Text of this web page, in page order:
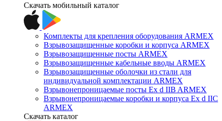
Скачать мобильный каталог
Комплекты для крепления оборудования ARMEX
Взрывозащищенные коробки и корпуса ARMEX
Взрывозащищенные посты ARMEX
Взрывозащищенные кабельные вводы ARMEX
Взрывозащищенные оболочки из стали для
индивидуальной комплектации ARMEX
Взрывонепроницаемые посты Ex d IIB ARMEX
Взрывонепроницаемые коробки и корпуса Ex d IIС
ARMEX
Скачать каталог